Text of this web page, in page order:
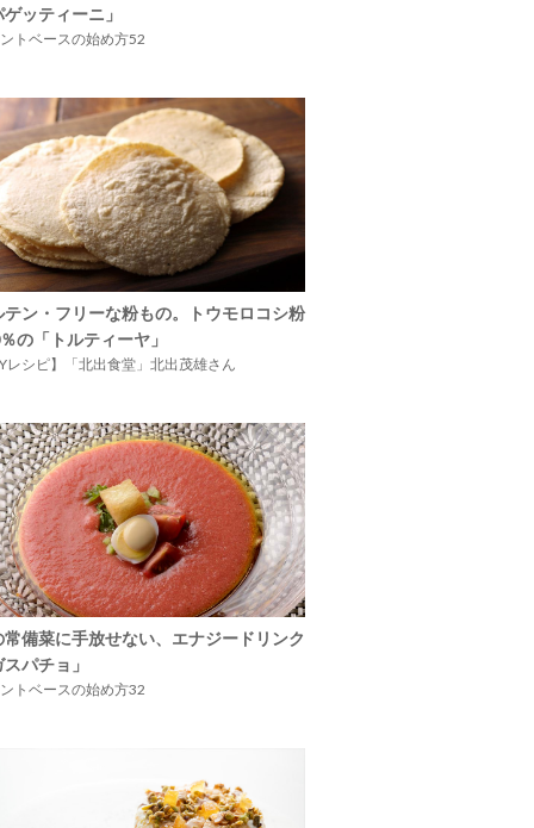
ッティーニ」
トベースの始め方52
テン・フリーな粉もの。トウモロコシ粉
の「トルティーヤ」
レシピ】「北出食堂」北出茂雄さん
常備菜に手放せない、エナジードリンク
パチョ」
トベースの始め方32